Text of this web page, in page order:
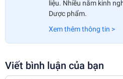
liệu. Nhiều năm kinh
Dược phẩm.
Xem thêm thông tin >
Viết bình luận của bạn